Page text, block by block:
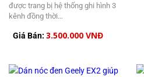
được trang bị hệ thống ghi hình 3
kênh đồng thời…
Giá Bán: 3.500.000 VNĐ